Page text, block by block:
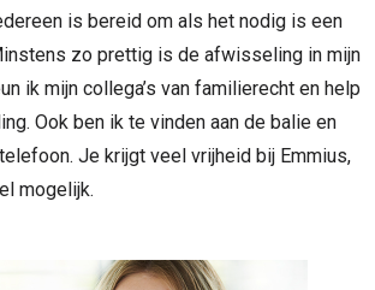
is bereid om als het nodig is een
zo prettig is de afwisseling in mijn
ik mijn collega’s van familierecht en help
Ook ben ik te vinden aan de balie en
Je krijgt veel vrijheid bij Emmius,
mogelijk.